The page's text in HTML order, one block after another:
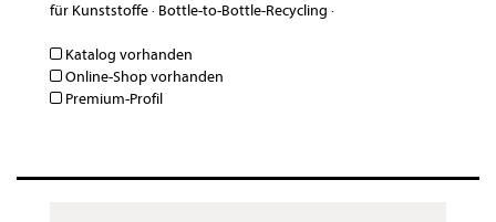
für Kunststoffe· Bottle-to-Bottle-Recycling ·
Katalog vorhanden
Online-Shop vorhanden
Premium-Profil